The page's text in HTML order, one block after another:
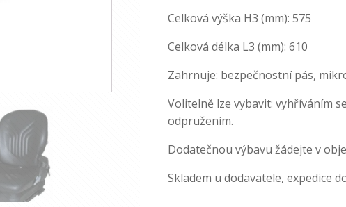
Celková výška H3 (mm): 575
Celková délka L3 (mm): 610
Zahrnuje: bezpečnostní pás,
Volitelně lze vybavit: vyhříváním
odpružením.
Dodatečnou výbavu žádejte v
Skladem u dodavatele, expedice